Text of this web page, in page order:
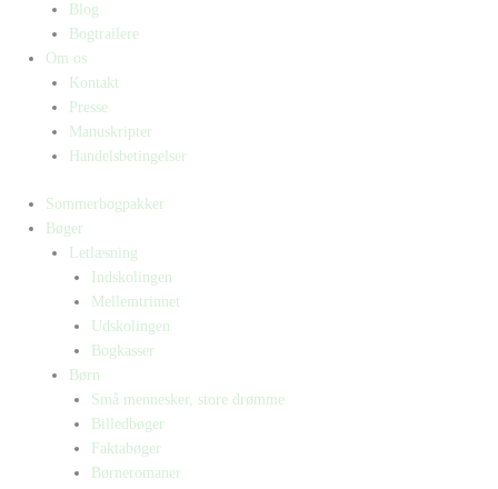
Blog
Bogtrailere
Om os
Kontakt
Presse
Manuskripter
Handelsbetingelser
Sommerbogpakker
Bøger
Letlæsning
Indskolingen
Mellemtrinnet
Udskolingen
Bogkasser
Børn
Små mennesker, store drømme
Billedbøger
Faktabøger
Børneromaner